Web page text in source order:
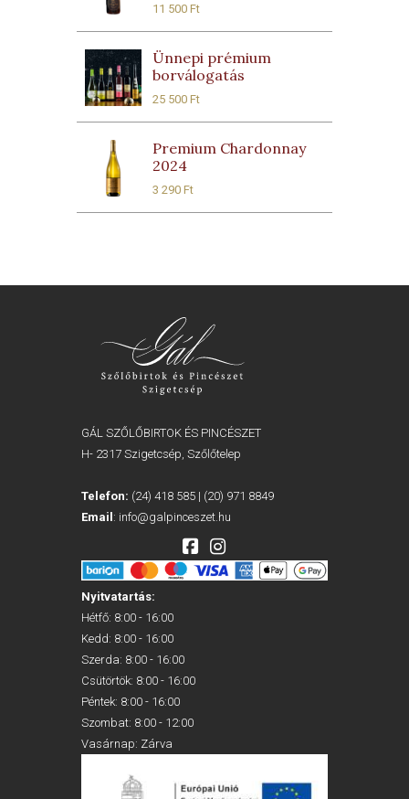
11 500Ft
Ünnepi prémium
borválogatás
25 500Ft
Premium Chardonnay
2024
3 290Ft
GÁL SZŐLŐBIRTOK ÉS PINCÉSZET
H- 2317 Szigetcsép, Szőlőtelep
Telefon: (24) 418 585 | (20) 971 8849
Email : info@galpinceszet.hu
Nyitvatartás:
Hétfő: 8:00 - 16:00
Kedd: 8:00 - 16:00
Szerda: 8:00 - 16:00
Csütörtök: 8:00 - 16:00
Péntek: 8:00 - 16:00
Szombat: 8:00 - 12:00
Vasárnap: Zárva